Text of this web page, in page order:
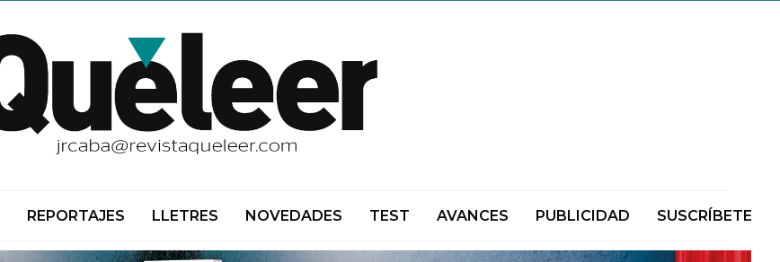
REPORTAJES LLETRES NOVEDADES TEST AVANCES PUBLICIDAD SUSCRÍBETE